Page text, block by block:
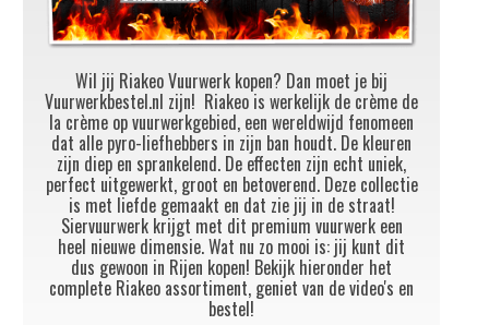
Wil jij Riakeo Vuurwerk kopen? Dan moet je bij
Vuurwerkbestel.nl zijn! Riakeo is werkelijk de crème de
la crème op vuurwerkgebied, een wereldwijd fenomeen
dat alle pyro-liefhebbers in zijn ban houdt. De kleuren
zijn diep en sprankelend. De effecten zijn echt uniek,
perfect uitgewerkt, groot en betoverend. Deze collectie
is met liefde gemaakt en dat zie jij in de straat!
Siervuurwerk krijgt met dit premium vuurwerk een
heel nieuwe dimensie. Wat nu zo mooi is: jij kunt dit
dus gewoon in Rijen kopen! Bekijk hieronder het
complete Riakeo assortiment, geniet van de video's en
bestel!